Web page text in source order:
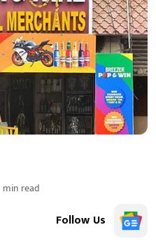
min read
Follow Us